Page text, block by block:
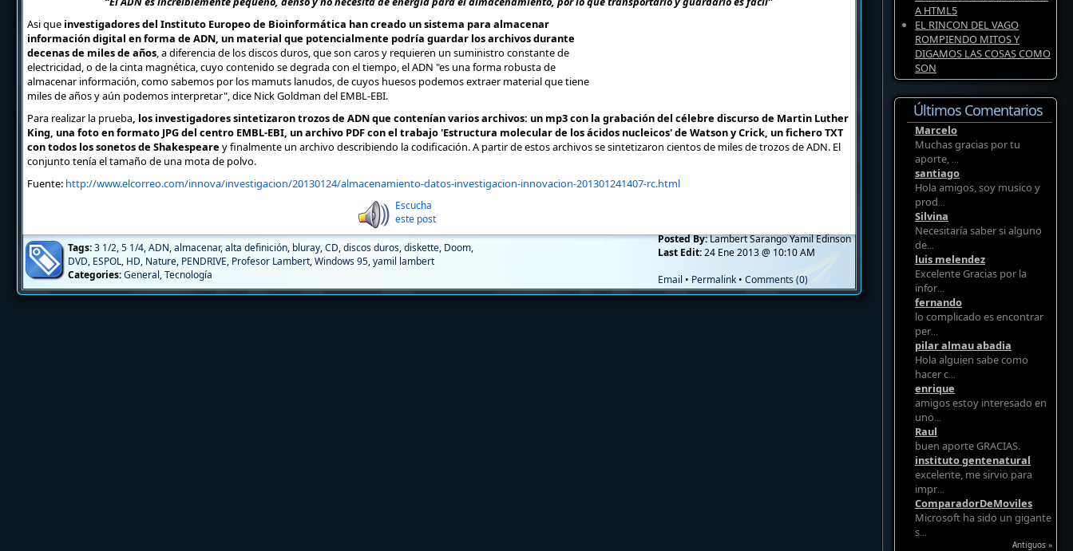
Asi que investigadores del Instituto Europeo de Bioinformática han creado un sistema para almacenar
información digital en forma de ADN, un material que potencialmente podría guardar los archivos durante
decenas de miles de años, a diferencia de los discos duros, que son caros y requieren un suministro constante de
electricidad, o de la cinta magnética, cuyo contenido se degrada con el tiempo, el ADN "es una forma robusta de
almacenar información, como sabemos por los mamuts lanudos, de cuyos huesos podemos extraer material que tiene
miles de años y aún podemos interpretar", dice Nick Goldman del EMBL-EBI.
Para realizar la prueba, los investigadores sintetizaron trozos de ADN que contenían varios archivos: un mp3 con la grabación del célebre discurso de Martin Luther
King, una foto en formato JPG del centro EMBL-EBI, un archivo PDF con el trabajo 'Estructura molecular de los ácidos nucleicos' de Watson y Crick, un fichero TXT
con todos los sonetos de Shakespeare y finalmente un archivo describiendo la codificación. A partir de estos archivos se sintetizaron cientos de miles de trozos de ADN. El
conjunto tenía el tamaño de una mota de polvo.
Fuente: http://www.elcorreo.com/innova/investigacion/20130124/almacenamiento-datos-investigacion-innovacion-201301241407-rc.html
Escucha
este post
Posted By:Lambert Sarango Yamil Edinson
Last Edit:24 Ene 2013 @ 10:10 AM
Email • Permalink •Comments (0)
Tags:3 1/2,5 1/4,ADN,almacenar,alta definición, bluray,CD,discos duros,diskette, Doom,
DVD, ESPOL, HD, Nature, PENDRIVE, Profesor Lambert,Windows 95,yamil lambert
Categories: General,Tecnología
A HTML5
EL RINCON DEL VAGO
ROMPIENDO MITOS Y
DIGAMOS LAS COSAS COMO
SON
Últimos Comentarios
Marcelo
Muchas gracias por tu
aporte, ...
santiago
Hola amigos, soy musico y
prod...
Silvina
Necesitaría saber si alguno
de...
luis melendez
Excelente Gracias por la
infor...
fernando
lo complicado es encontrar
per...
pilar almau abadia
Hola alguien sabe como
hacer c...
enrique
amigos estoy interesado en
uno...
Raul
buen aporte GRACIAS.
instituto gentenatural
excelente, me sirvio para
impr...
ComparadorDeMoviles
Microsoft ha sido un gigante
s...
Antiguos »